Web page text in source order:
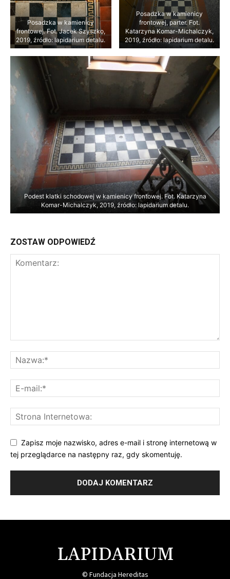
Posadzka w kamienicy
frontowej. Fot. Jacek Szyszko,
2019, źródło: lapidarium detalu.
Posadzka w kamienicy
frontowej, parter. Fot.
Katarzyna Komar-Michalczyk,
2019, źródło: lapidarium detalu.
Podest klatki schodowej w kamienicy frontowej. Fot. Katarzyna
Komar-Michalczyk, 2019, źródło: lapidarium detalu.
ZOSTAW ODPOWIEDŹ
Zapisz moje nazwisko, adres e-mail i stronę internetową w
tej przeglądarce na następny raz, gdy skomentuję.
LAPIDARIUM
© Fundacja Hereditas